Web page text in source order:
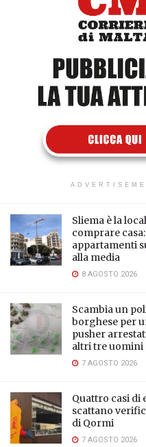
Sliema è la
comprare
appartamenti
alla media
8 AGOSTO 2026
Scambia un
borghese per
pusher
altri tre uomini
7 AGOSTO 2026
Quattro casi di
scattano
di Qormi
7 AGOSTO 2026